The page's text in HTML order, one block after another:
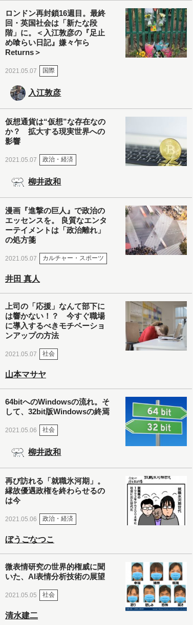
ロンドン再封鎖16週目。最終
回・英国社会は「新たな段
階」に。＜入江敦彦の『足止
め喰らい日記』嫌々乍ら
Returns＞
2021.05.07 国際
入江敦彦
仮想通貨は“仮想”な存在なの
か？ 拡大する現実世界への
影響
2021.05.07 政治・経済
柳井政和
漫画『進撃の巨人』で政治の
エッセンスを。 良質なエンタ
ーテイメントは「政治離れ」
の処方箋
2021.05.07 カルチャー・スポーツ
井田 真人
上司の「応援」なんて部下に
は響かない！？ 今すぐ職場
に導入するべきモチベーショ
ンアップの方法
2021.05.07 社会
山本マサヤ
64bitへのWindowsの流れ。そ
して、32bit版Windowsの終焉
2021.05.06 社会
柳井政和
再び訪れる「就職氷河期」。
縁故優遇政権を終わらせるの
は今
2021.05.06 政治・経済
ぼうごなつこ
微表情研究の世界的権威に聞
いた、AI表情分析技術の展望
2021.05.05 社会
清水建二